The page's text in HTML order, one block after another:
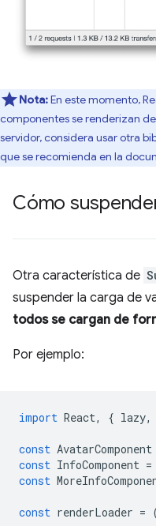
Nota:En este momento,
componentes se renderizan
servidor, considera usar otra
que se recomienda en la
Cómo
Otra característica de
suspender la carga de
todos se cargan de
Por ejemplo:
import React, { lazy,
const AvatarComponent
const InfoComponent =
const
const renderLoader =